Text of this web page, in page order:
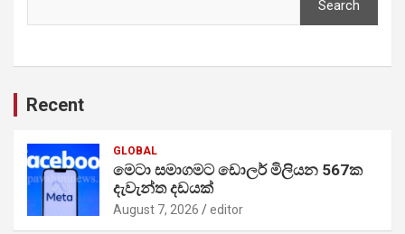
Search
Recent
GLOBAL
මෙටා සමාගමට ඩොලර් මිලියන 567ක
දැවැන්ත දඩයක්
August 7, 2026 editor